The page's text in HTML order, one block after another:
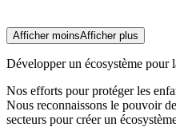
Afficher moinsAfficher plus
Développer un écosystème pour
Nos efforts pour protéger les
Nous reconnaissons le pouvoir
secteurs pour créer un